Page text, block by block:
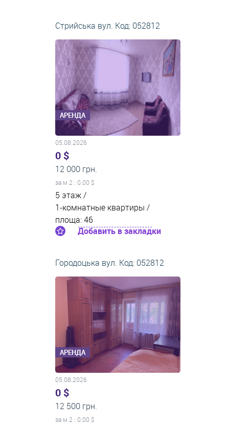
Стрийська вул. Код: 052812
АРЕНДА
05.08.2026
0 $
12 000 грн.
за м 2 : 0.00 $
5 этаж /
1-комнатные квартиры /
площа: 46
Добавить в закладки
Городоцька вул. Код: 052812
АРЕНДА
05.08.2026
0 $
12 500 грн.
за м 2 : 0.00 $